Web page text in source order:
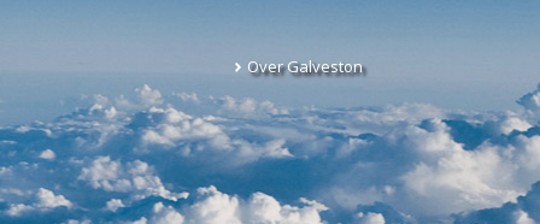
Over Galveston